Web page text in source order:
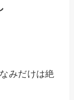
みだけは絶